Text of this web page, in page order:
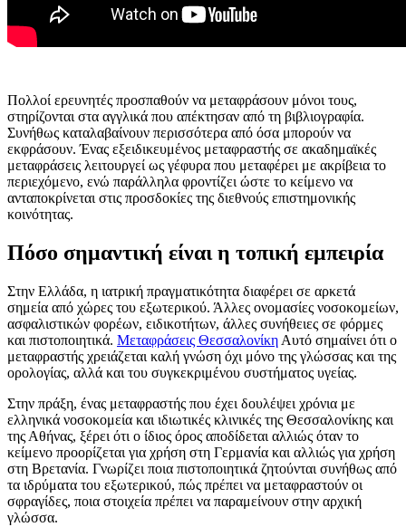
Πολλοί ερευνητές προσπαθούν να μεταφράσουν μόνοι τους,
στηρίζονται στα αγγλικά που απέκτησαν από τη βιβλιογραφία.
Συνήθως καταλαβαίνουν περισσότερα από όσα μπορούν να
εκφράσουν. Ένας εξειδικευμένος μεταφραστής σε ακαδημαϊκές
μεταφράσεις λειτουργεί ως γέφυρα που μεταφέρει με ακρίβεια το
περιεχόμενο, ενώ παράλληλα φροντίζει ώστε το κείμενο να
ανταποκρίνεται στις προσδοκίες της διεθνούς επιστημονικής
κοινότητας.
Πόσο σημαντική είναι η τοπική εμπειρία
Στην Ελλάδα, η ιατρική πραγματικότητα διαφέρει σε αρκετά
σημεία από χώρες του εξωτερικού. Άλλες ονομασίες νοσοκομείων,
ασφαλιστικών φορέων, ειδικοτήτων, άλλες συνήθειες σε φόρμες
και πιστοποιητικά. Μεταφράσεις Θεσσαλονίκη Αυτό σημαίνει ότι ο
μεταφραστής χρειάζεται καλή γνώση όχι μόνο της γλώσσας και της
ορολογίας, αλλά και του συγκεκριμένου συστήματος υγείας.
Στην πράξη, ένας μεταφραστής που έχει δουλέψει χρόνια με
ελληνικά νοσοκομεία και ιδιωτικές κλινικές της Θεσσαλονίκης και
της Αθήνας, ξέρει ότι ο ίδιος όρος αποδίδεται αλλιώς όταν το
κείμενο προορίζεται για χρήση στη Γερμανία και αλλιώς για χρήση
στη Βρετανία. Γνωρίζει ποια πιστοποιητικά ζητούνται συνήθως από
τα ιδρύματα του εξωτερικού, πώς πρέπει να μεταφραστούν οι
σφραγίδες, ποια στοιχεία πρέπει να παραμείνουν στην αρχική
γλώσσα.